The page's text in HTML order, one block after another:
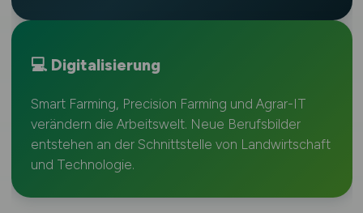
💻 Digitalisierung
Smart Farming, Precision Farming und Agrar-IT
verändern die Arbeitswelt. Neue Berufsbilder
entstehen an der Schnittstelle von Landwirtschaft
und Technologie.